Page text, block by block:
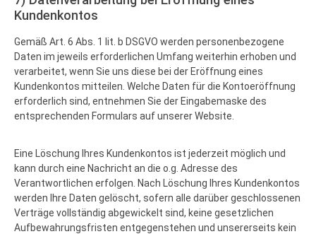
Kundenkontos
Gemäß Art. 6 Abs. 1 lit. b DSGVO werden personenbezogene
Daten im jeweils erforderlichen Umfang weiterhin erhoben und
verarbeitet, wenn Sie uns diese bei der Eröffnung eines
Kundenkontos mitteilen. Welche Daten für die Kontoeröffnung
erforderlich sind, entnehmen Sie der Eingabemaske des
entsprechenden Formulars auf unserer Website.
Eine Löschung Ihres Kundenkontos ist jederzeit möglich und
kann durch eine Nachricht an die o.g. Adresse des
Verantwortlichen erfolgen. Nach Löschung Ihres Kundenkontos
werden Ihre Daten gelöscht, sofern alle darüber geschlossenen
Verträge vollständig abgewickelt sind, keine gesetzlichen
Aufbewahrungsfristen entgegenstehen und unsererseits kein